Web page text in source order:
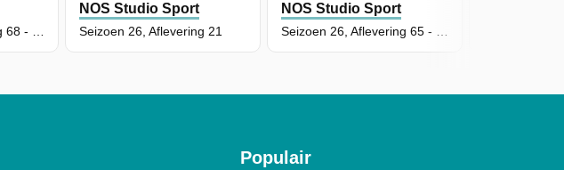
NOS Studio Sport
Seizoen 26, Aflevering 21
NOS Studio Sport
Populair